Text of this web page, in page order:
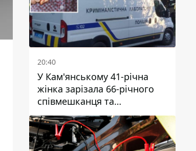
20:40
У Кам'янському 41-річна
жінка зарізала 66-річного
співмешканця та
намагалась обманути
поліцейських